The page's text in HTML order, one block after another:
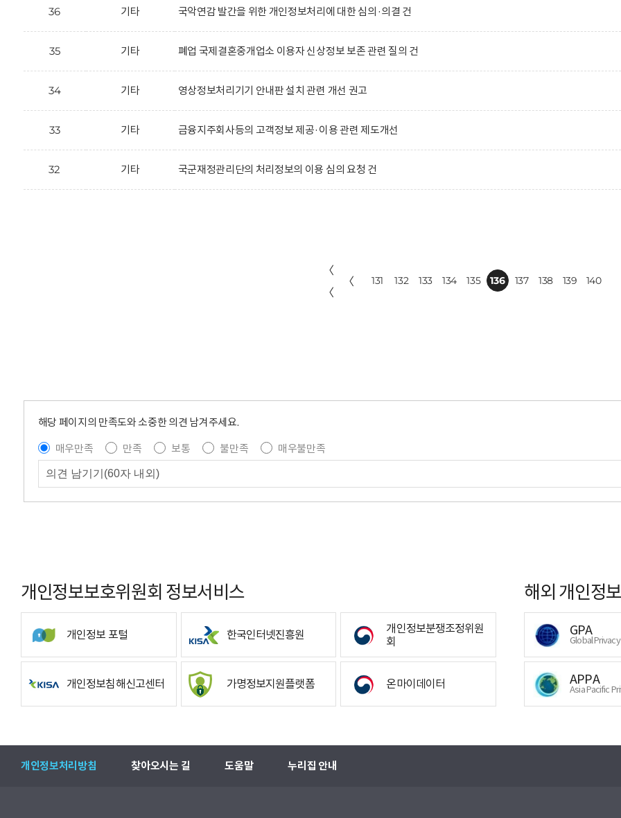
36 기타 국악연감 발간을 위한 개인정보처리에 대한 심의·의결 건
35 기타 폐업 국제결혼중개업소 이용자 신상정보 보존 관련 질의 건
34 기타 영상정보처리기기 안내판 설치 관련 개선 권고
33 기타 금융지주회사등의 고객정보 제공·이용 관련 제도개선
32 기타 국군재정관리단의 처리정보의 이용 심의 요청 건
〈
〈
〈 131 132 133 134 135 136 137 138 139 140
해당 페이지의 만족도와 소중한 의견 남겨주세요.
매우만족
만족 보통 불만족 매우불만족
개인정보보호위원회 정보서비스
개인정보 포털 한국인터넷진흥원
개인정보분쟁조정위원
회
개인정보침해신고센터 가명정보지원플랫폼 온마이데이터
해외 개인정
GPA
Global
APPA
Asia Pacific
개인정보처리방침 찾아오시는 길 도움말 누리집 안내